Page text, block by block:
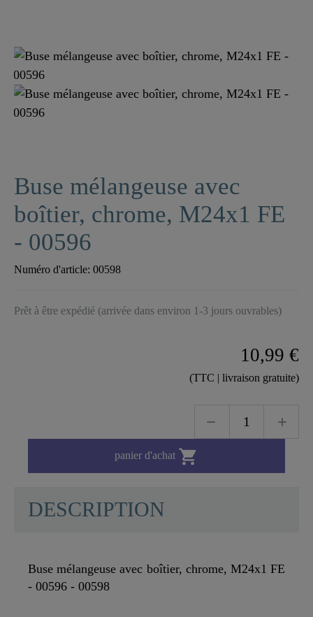
Buse mélangeuse avec
boîtier, chrome, M24x1 FE
- 00596
Numéro d'article: 00598
Prêt à être expédié (arrivée dans environ 1-3 jours ouvrables)
10,99 €
(TTC | livraison gratuite)
panier d'achat 
DESCRIPTION
Buse mélangeuse avec boîtier, chrome, M24x1 FE
- 00596 - 00598